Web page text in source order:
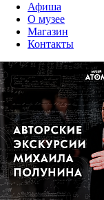
Афиша
О музее
Магазин
Контакты